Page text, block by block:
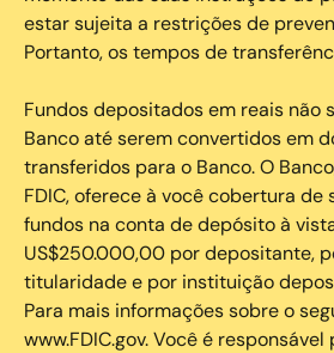
estar sujeita a restrições de
Portanto, os tempos de
Fundos depositados em reais não
Banco até serem convertidos em
transferidos para o Banco. O
FDIC, oferece à você cobertura de
fundos na conta de depósito à
US$250.000,00 por depositante,
titularidade e por instituição
Para mais informações sobre o
www.FDIC.gov. Você é